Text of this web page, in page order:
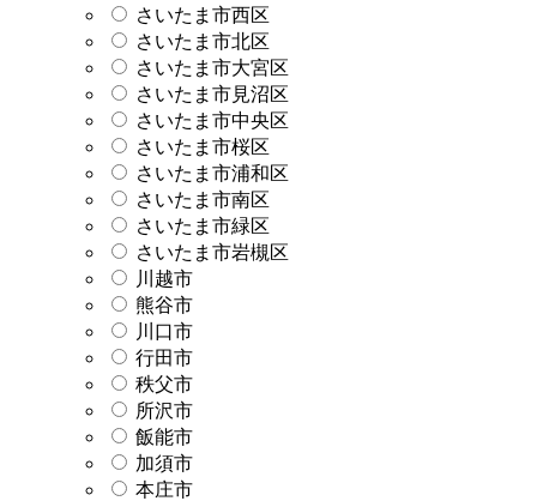
さいたま市西区
さいたま市北区
さいたま市大宮区
さいたま市見沼区
さいたま市中央区
さいたま市桜区
さいたま市浦和区
さいたま市南区
さいたま市緑区
さいたま市岩槻区
川越市
熊谷市
川口市
行田市
秩父市
所沢市
飯能市
加須市
本庄市